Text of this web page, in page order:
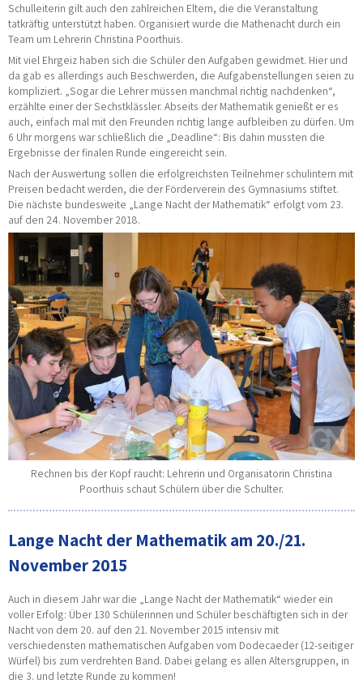
Schulleiterin gilt auch den zahlreichen Eltern, die die Veranstaltung
tatkräftig unterstützt haben. Organisiert wurde die Mathenacht durch ein
Team um Lehrerin Christina Poorthuis.
Mit viel Ehrgeiz haben sich die Schüler den Aufgaben gewidmet. Hier und
da gab es allerdings auch Beschwerden, die Aufgabenstellungen seien zu
kompliziert. „Sogar die Lehrer müssen manchmal richtig nachdenken“,
erzählte einer der Sechstklässler. Abseits der Mathematik genießt er es
auch, einfach mal mit den Freunden richtig lange aufbleiben zu dürfen. Um
6 Uhr morgens war schließlich die „Deadline“: Bis dahin mussten die
Ergebnisse der finalen Runde eingereicht sein.
Nach der Auswertung sollen die erfolgreichsten Teilnehmer schulintern mit
Preisen bedacht werden, die der Förderverein des Gymnasiums stiftet.
Die nächste bundesweite „Lange Nacht der Mathematik“ erfolgt vom 23.
auf den 24. November 2018.
Rechnen bis der Kopf raucht: Lehrerin und Organisatorin Christina
Poorthuis schaut Schülern über die Schulter.
Lange Nacht der Mathematik am 20./21.
November 2015
Auch in diesem Jahr war die „Lange Nacht der Mathematik“ wieder ein
voller Erfolg: Über 130 Schülerinnen und Schüler beschäftigten sich in der
Nacht von dem 20. auf den 21. November 2015 intensiv mit
verschiedensten mathematischen Aufgaben vom Dodecaeder (12-seitiger
Würfel) bis zum verdrehten Band. Dabei gelang es allen Altersgruppen, in
die 3. und letzte Runde zu kommen!